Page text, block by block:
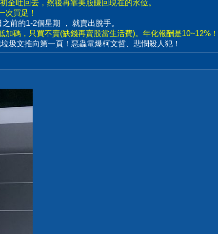
全吐回去，然後再靠美股賺回現在的水位。
次買足！
前的1-2個星期 ， 就賣出脫手。
碼，只買不賣(缺錢再賣股當生活費)。年化報酬是10~12%！
圾文推向第一頁！惡蟲電爆柯文哲、悲憫殺人犯！